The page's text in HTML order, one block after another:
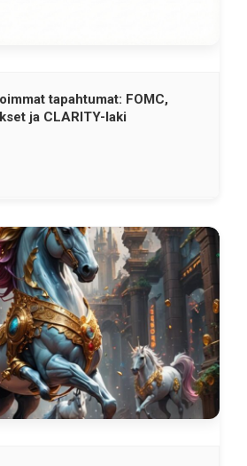
tapahtumat: FOMC,
ja CLARITY-laki